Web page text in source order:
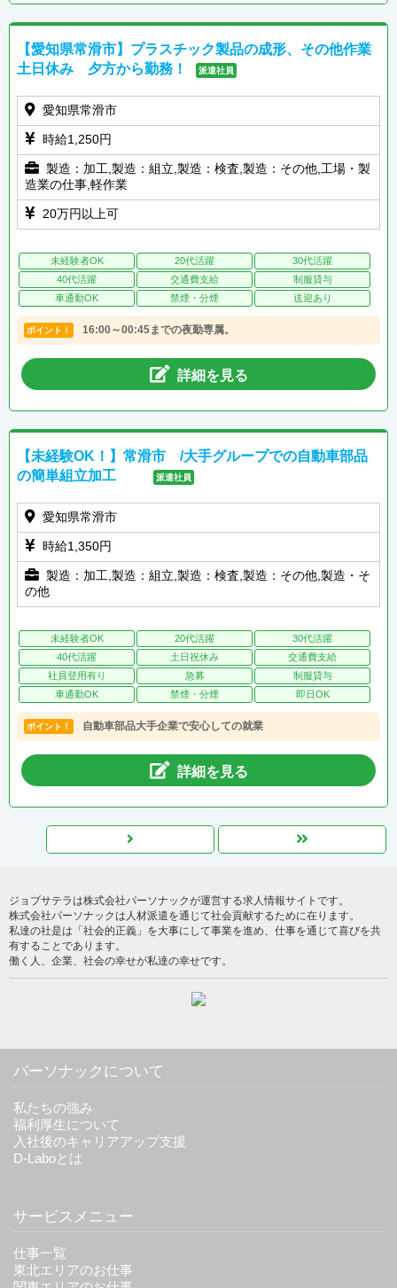
【愛知県常滑市】プラスチック製品の成形、その他作業
土日休み 夕方から勤務！
派遣社員
愛知県常滑市
時給1,250円
製造：加工,製造：組立,製造：検査,製造：その他,工場・製
造業の仕事,軽作業
20万円以上可
未経験者OK 20代活躍
30代活躍
40代活躍
交通費支給
制服貸与
車通勤OK
禁煙・分煙 送迎あり
ポイント！ 16:00～00:45までの夜勤専属。
詳細を見る
【未経験OK！】常滑市 /大手グループでの自動車部品
の簡単組立加工
派遣社員
愛知県常滑市
時給1,350円
製造：加工,製造：組立,製造：検査,製造：その他,製造・そ
の他
未経験者OK 20代活躍
30代活躍
40代活躍
土日祝休み
交通費支給
社員登用有り
急募
制服貸与
車通勤OK
禁煙・分煙 即日OK
ポイント！ 自動車部品大手企業で安心しての就業
詳細を見る
ジョブサテラは株式会社パーソナックが運営する求人情報サイトです。
株式会社パーソナックは人材派遣を通じて社会貢献するために在ります。
私達の社是は「社会的正義」を大事にして事業を進め、仕事を通じて喜びを共
有することであります。
働く人、企業、社会の幸せが私達の幸せです。
パーソナックについて
私たちの強み
福利厚生について
入社後のキャリアアップ支援
D-Laboとは
サービスメニュー
仕事一覧
東北エリアのお仕事